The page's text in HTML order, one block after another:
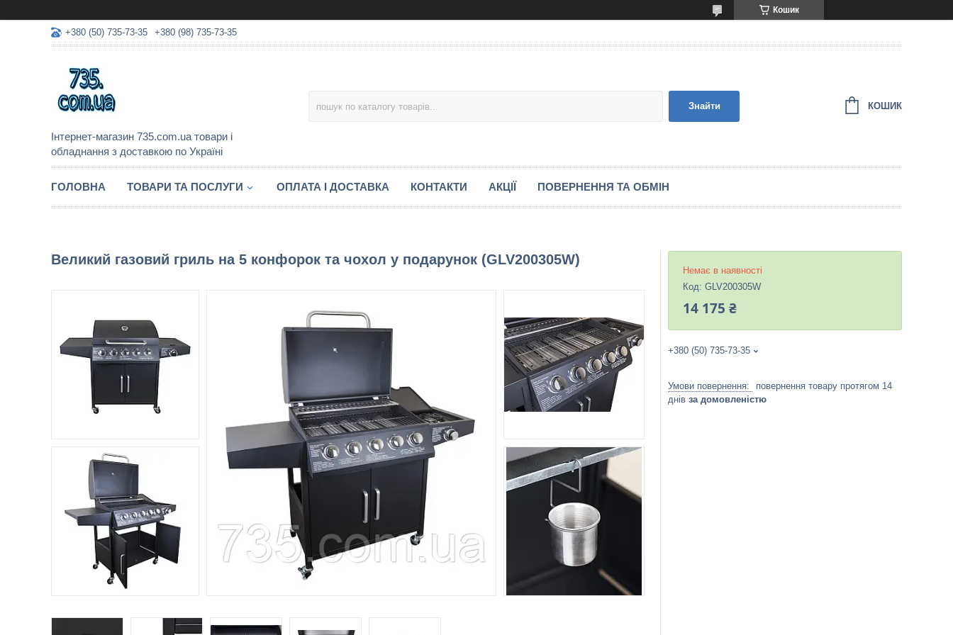
Кошик
+380 (50) 735-73-35 +380 (98) 735-73-35
Інтернет-магазин 735.com.ua товари і
обладнання з доставкою по Україні
Знайти КОШИК
ГОЛОВНА ТОВАРИ ТА ПОСЛУГИ ОПЛАТА І ДОСТАВКА КОНТАКТИ АКЦІЇ ПОВЕРНЕННЯ ТА ОБМІН
Великий газовий гриль на 5 конфорок та чохол у подарунок (GLV200305W)
Немає в наявності
Код: GLV200305W
14 175 ₴
+380 (50) 735-73-35
повернення товару протягом 14
днів за домовленістю